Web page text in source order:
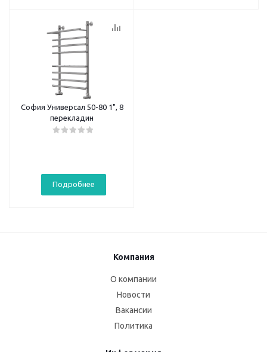
София Универсал 50-80 1", 8
перекладин
Подробнее
Компания
О компании
Новости
Вакансии
Политика